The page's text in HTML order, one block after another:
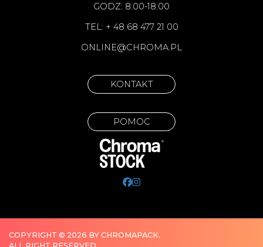
GODZ: 8:00-18:00
TEL: + 48 68 477 21 00
ONLINE@CHROMA.PL
KONTAKT
POMOC
COPYRIGHT © 2026 BY CHROMAPACK.